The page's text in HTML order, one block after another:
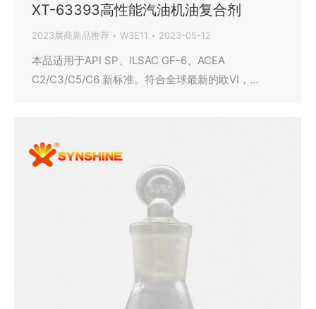
XT-63393高性能汽油机油复合剂
2023展商新品推荐 W3E11 2023-05-12
本品适用于API SP、ILSAC GF-6、ACEA
C2/C3/C5/C6 新标准。符合全球最新的欧VI，…